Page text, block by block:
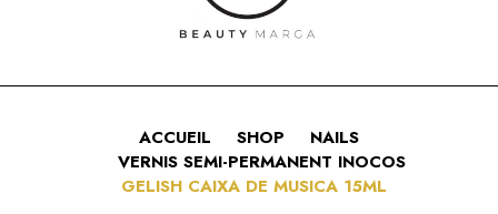
ACCUEIL SHOP
NAILS
VERNIS SEMI-PERMANENT INOCOS
GELISH CAIXA DE MUSICA 15ML